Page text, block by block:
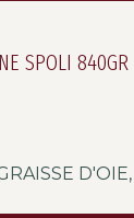
SPOLI 840GR